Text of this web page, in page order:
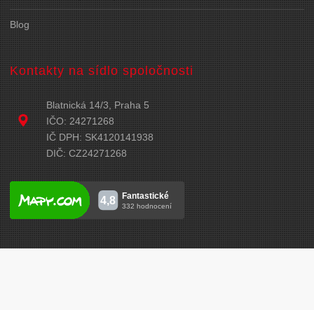
Blog
Kontakty na sídlo spoločnosti
Blatnická 14/3, Praha 5
IČO: 24271268
IČ DPH: SK4120141938
DIČ: CZ24271268